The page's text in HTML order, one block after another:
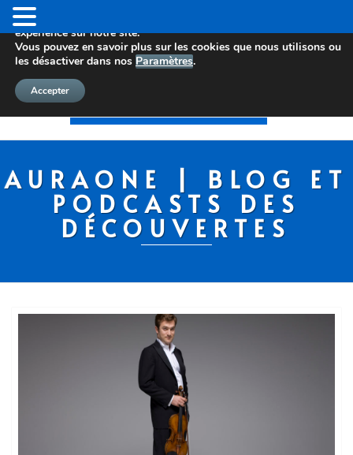
AURAONE | BLOG ET
PODCASTS DES
DÉCOUVERTES
Nous utilisons des cookies pour vous offrir la meilleure
expérience sur notre site.
Vous pouvez en savoir plus sur les cookies que nous utilisons ou
les désactiver dans nos Paramètres.
Accepter